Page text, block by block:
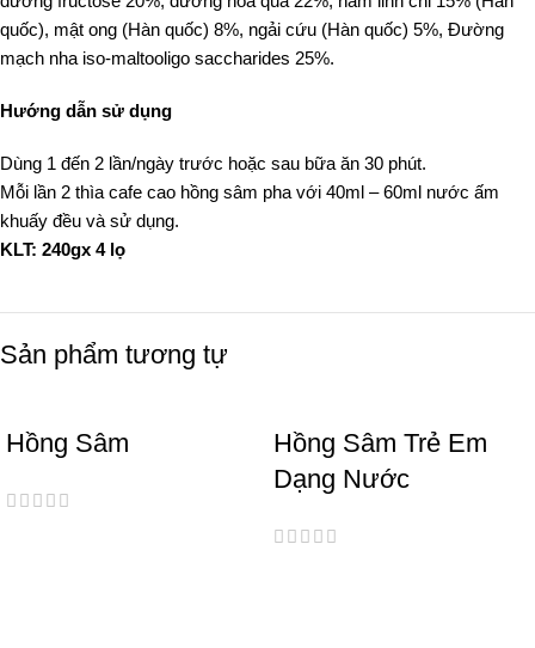
quốc), mật ong (Hàn quốc) 8%, ngải cứu (Hàn quốc) 5%, Đường
mạch nha iso-maltooligo saccharides 25%.
Hướng dẫn sử dụng
Dùng 1 đến 2 lần/ngày trước hoặc sau bữa ăn 30 phút.
Mỗi lần 2 thìa cafe cao hồng sâm pha với 40ml – 60ml nước ấm
khuấy đều và sử dụng.
KLT: 240gx 4 lọ
Sản phẩm tương tự
Hồng Sâm
Hồng Sâm Trẻ Em
Dạng Nước